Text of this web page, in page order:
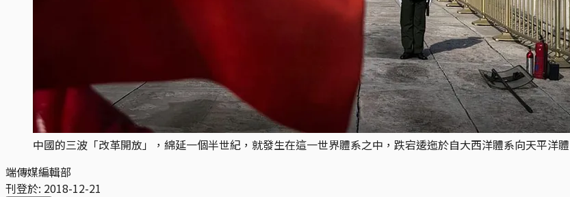
中國的三波「改革開放」，綿延一個半世紀，就發生在這一世界體系之中，跌宕逶迤於自大西洋體系向天平洋
端傳媒編輯部
刊登於: 2018-12-21